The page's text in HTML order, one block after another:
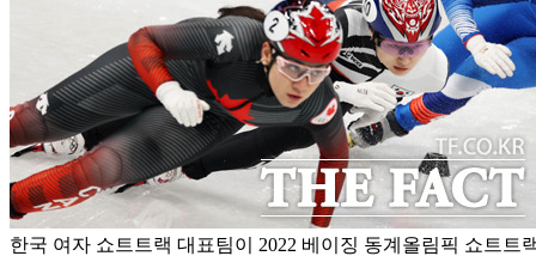
한국 여자 쇼트트랙 대표팀이 2022 베이징 동계올림픽 쇼트트